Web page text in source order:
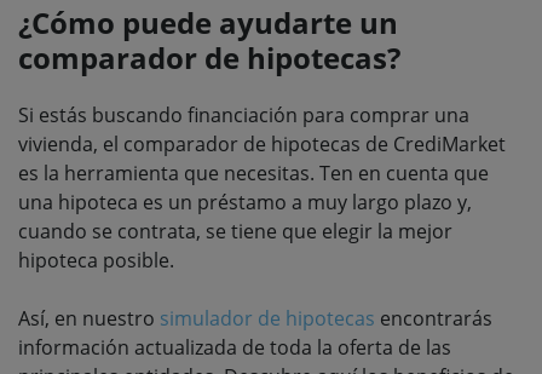
¿Cómo puede ayudarte un
comparador de hipotecas?
Si estás buscando financiación para comprar una
vivienda, el comparador de hipotecas de CrediMarket
es la herramienta que necesitas. Ten en cuenta que
una hipoteca es un préstamo a muy largo plazo y,
cuando se contrata, se tiene que elegir la mejor
hipoteca posible.
Así, en nuestro simulador de hipotecas encontrarás
información actualizada de toda la oferta de las